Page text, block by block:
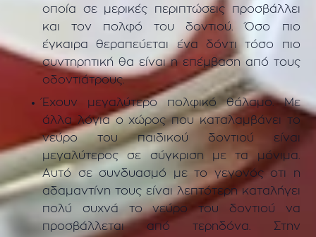
οποία σε μερικές περιπτώσεις προσβάλλει
και τον πολφό του δοντιού. Όσο πιο
έγκαιρα θεραπεύεται ένα δόντι τόσο πιο
συντηρητική θα είναι η επέμβαση από τους
οδοντιάτρους.
Έχουν μεγαλύτερο πολφικό θάλαμο. Με
άλλα λόγια ο χώρος που καταλαμβάνει το
νεύρο του παιδικού δοντιού είναι
μεγαλύτερος σε σύγκριση με τα μόνιμα.
Αυτό σε συνδυασμό με το γεγονός οτι η
αδαμαντίνη τους είναι λεπτότερη καταλήγει
πολύ συχνά το νεύρο του δοντιού να
προσβάλλεται από τερηδόνα. Στην